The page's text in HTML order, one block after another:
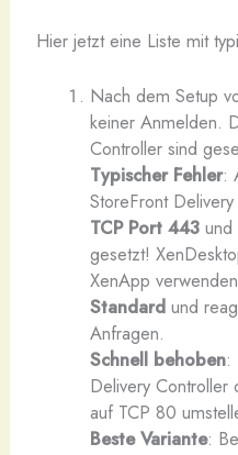
Hier jetzt eine Liste mit
Nach dem Setup
keiner Anmelden.
Controller sind
Typischer Fehler:
StoreFront
TCP Port 443
gesetzt!
XenApp
Standard und
Anfragen.
Schnell behoben:
Delivery Controller
auf TCP 80
Beste Variante: